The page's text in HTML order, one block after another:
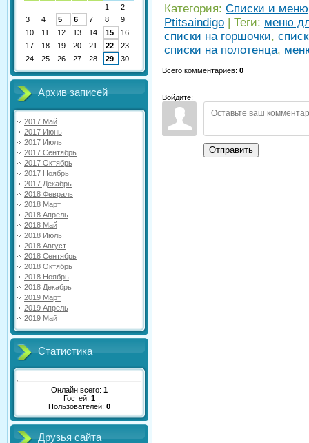
1
2
3
4 5 6 7 8
9
10
11 12 13 14 15
16
17
18 19 20 21 22
23
24
25 26 27 28 29 30
Архив записей
2017 Май
2017 Июнь
2017 Июль
2017 Сентябрь
2017 Октябрь
2017 Ноябрь
2017 Декабрь
2018 Февраль
2018 Март
2018 Апрель
2018 Май
2018 Июль
2018 Август
2018 Сентябрь
2018 Октябрь
2018 Ноябрь
2018 Декабрь
2019 Март
2019 Апрель
2019 Май
Статистика
Онлайн всего: 1
Гостей: 1
Пользователей: 0
Друзья сайта
Категория: Списки и меню
Ptitsaindigo
Теги: меню
списки на горшочки,
списки на полотенца,
Всего комментариев: 0
Войдите:
Отправить